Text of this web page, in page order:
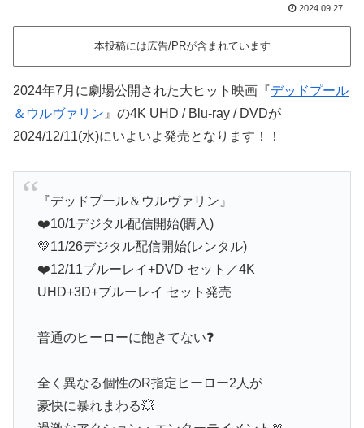
2024.09.27
本投稿には広告/PRが含まれています
2024年7月に劇場公開された大ヒット映画『デッドプール
＆ウルヴァリン 』の4K UHD / Blu-ray / DVDが
2024/12/11(水)にいよいよ発売となります！！
『デッドプール＆ウルヴァリン』
❤️10/1デジタル配信開始(購入)
💛11/26デジタル配信開始(レンタル)
❤️12/11ブルーレイ+DVD セット／4K
UHD+3D+ブルーレイ セット発売
普通のヒーローに飽きてない❓
全く異なる個性のR指定ヒーロー2人が
豪快に暴れまわる💥